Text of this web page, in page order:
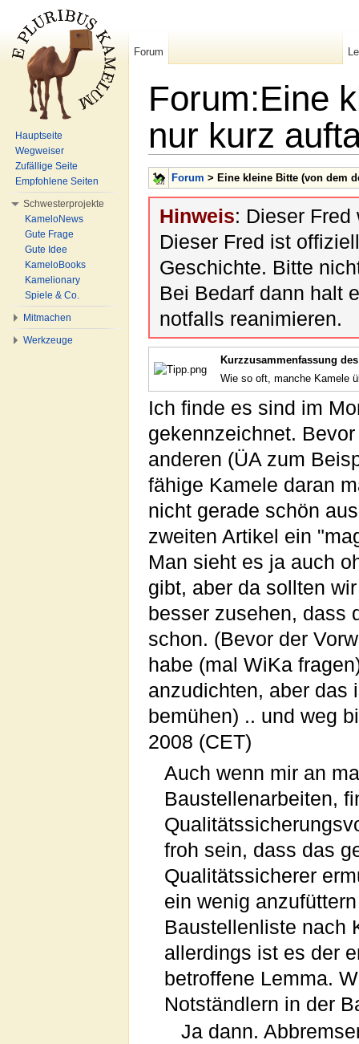
Forum:Eine
nur kurz
Forum > Eine kleine Bitte (von dem
Hinweis: Dieser
Dieser Fred ist
Geschichte. Bitte
Bei Bedarf dann halt
notfalls reanimieren.
Kurzzusammenfassung
Wie so oft, manche Kamele
Ich finde es sind im
gekennzeichnet.
anderen (ÜA zum
fähige Kamele daran
nicht gerade schön
zweiten Artikel ein
Man sieht es ja auch
gibt, aber da sollten
besser zusehen, dass
schon. (Bevor der
habe (mal WiKa
anzudichten, aber das
bemühen) .. und weg
2008 (CET)
Auch wenn mir an
Baustellenarbeiten,
froh sein, dass das
Qualitätssicherer
ein wenig
Baustellenliste nach
allerdings ist es der
betroffene Lemma.
Notständlern in der
Ja dann.
Forum
Hauptseite
Wegweiser
Zufällige Seite
Empfohlene Seiten
Schwesterprojekte
KameloNews
Gute Frage
Gute Idee
KameloBooks
Kamelionary
Spiele & Co.
Mitmachen
Werkzeuge